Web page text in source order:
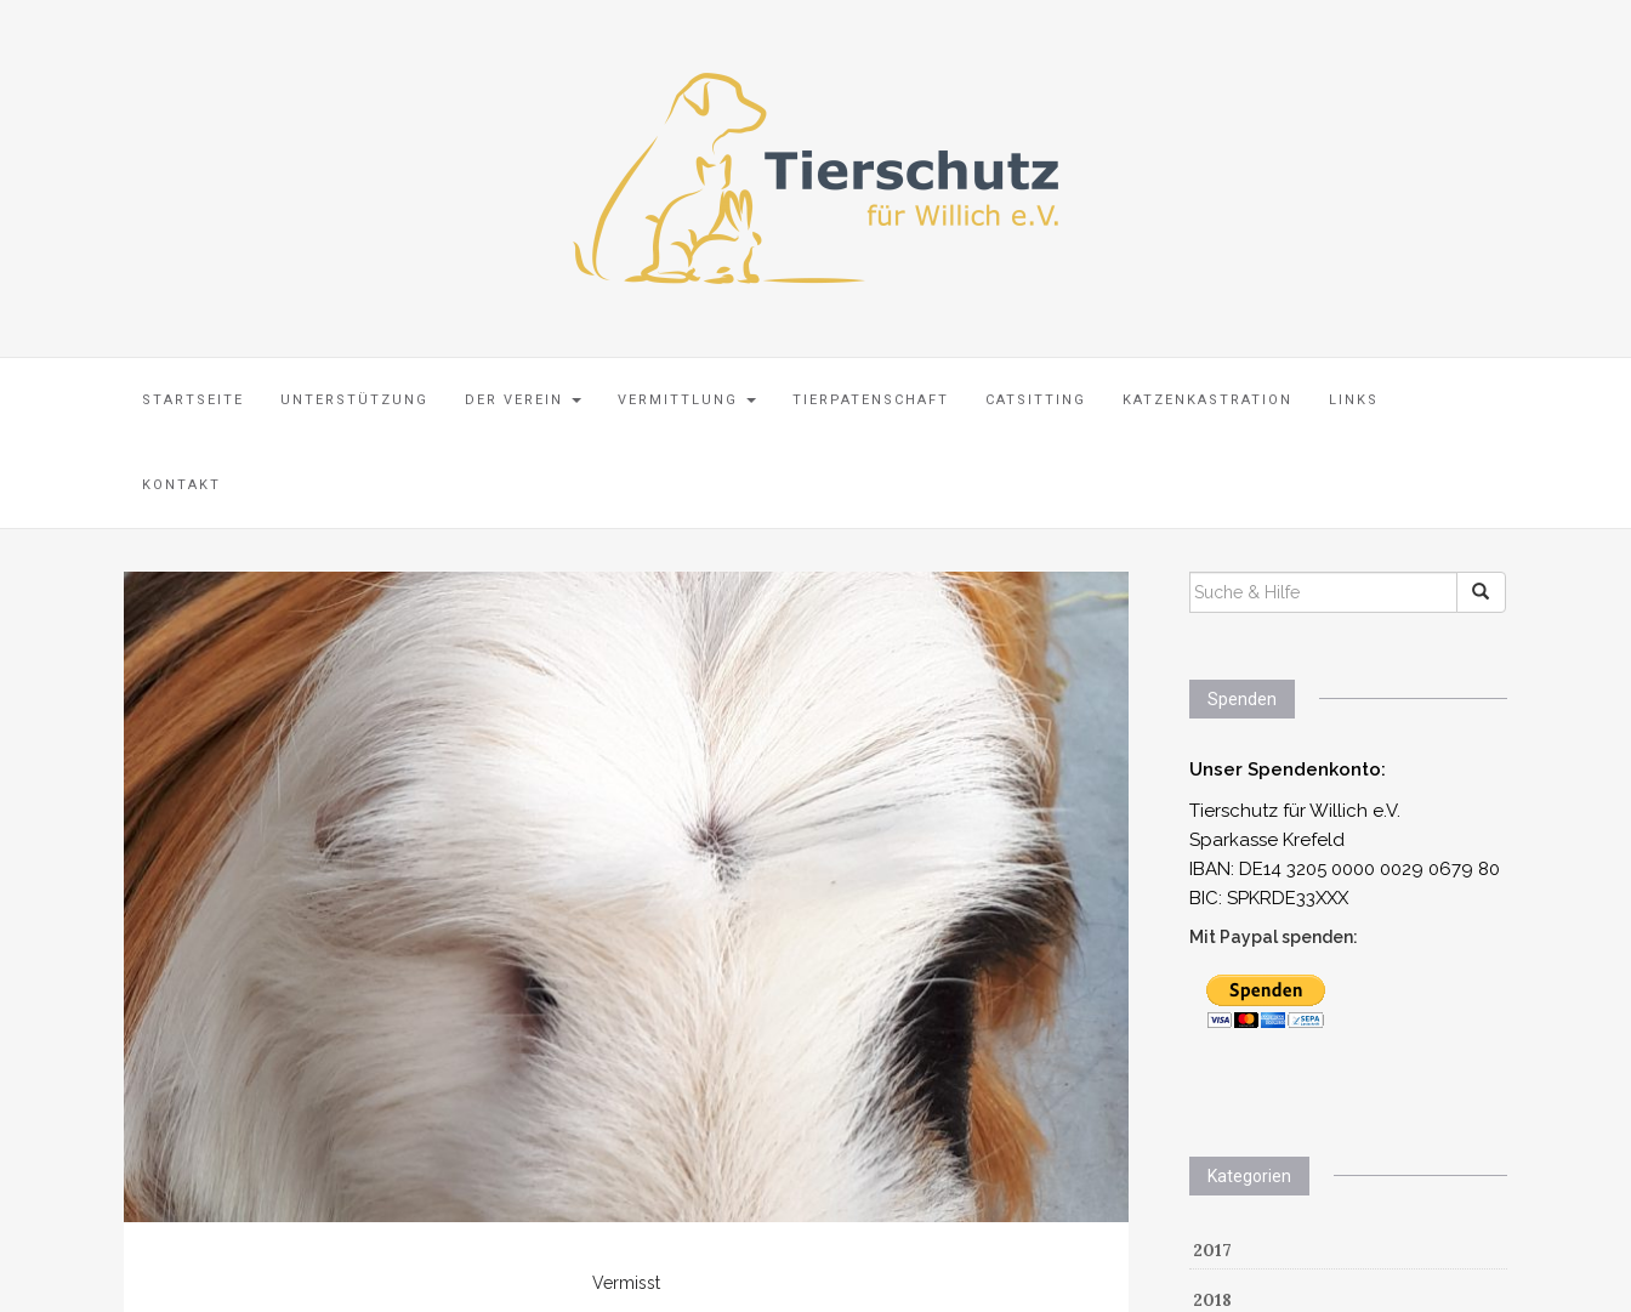
STARTSEITE UNTERSTÜTZUNG DER VEREIN VERMITTLUNG TIERPATENSCHAFT CATSITTING KATZENKASTRATION LINKS
KONTAKT
Vermisst
SUCHEN
NACH:
Spenden
Unser Spendenkonto:
Tierschutz für Willich e.V.
Sparkasse Krefeld
IBAN: DE14 3205 0000 0029 0679 80
BIC: SPKRDE33XXX
Mit Paypal spenden:
Kategorien
2017
2018